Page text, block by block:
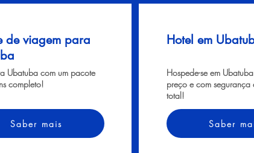
de viagem para
Ubatuba com um pacote
completo!
Saber mais
Hotel em
Hospede-se em
preço e com segurança
total!
Saber